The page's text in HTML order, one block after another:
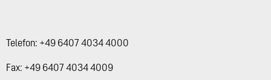
Telefon: +49 6407 4034 4000
Fax: +49 6407 4034 4009